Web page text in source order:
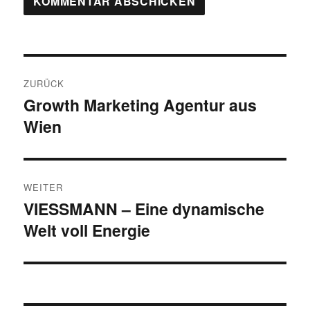
ZURÜCK
Vorheriger
Beitrag:
Growth Marketing Agentur aus
Wien
WEITER
Nächster
Beitrag:
VIESSMANN – Eine dynamische
Welt voll Energie